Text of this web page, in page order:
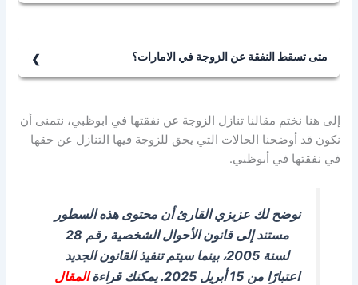
زوجها من النفقة وهو من الحقوق التي كفلها لها القانون.
متى تسقط النفقة عن الزوجة في الامارات؟
2. هجرت بيت الزوجية، أو منعت الزوج من الدخول إليه دون
عذر شرعي.
3. صدر حكم محكمةٍ مقيدٍ لحريتها في غير حق للزوج وجاري
إلى هنا نختم مقالنا تنازل الزوجة عن نفقتها في ابوظبي، نتمنى أن
نكون قد أوضحنا الحالات التي يحق للزوجة فيها التنازل عن حقها
في نفقتها في أبوظبي.
نوضح لك عزيزي القارئ أن محتوى هذه السطور
مستند إلى قانون الأحوال الشخصية رقم 28
لسنة 2005، بينما سيتم تنفيذ القانون الجديد
اعتبارًا من 15 أبريل 2025. يمكنك قراءة
المقال